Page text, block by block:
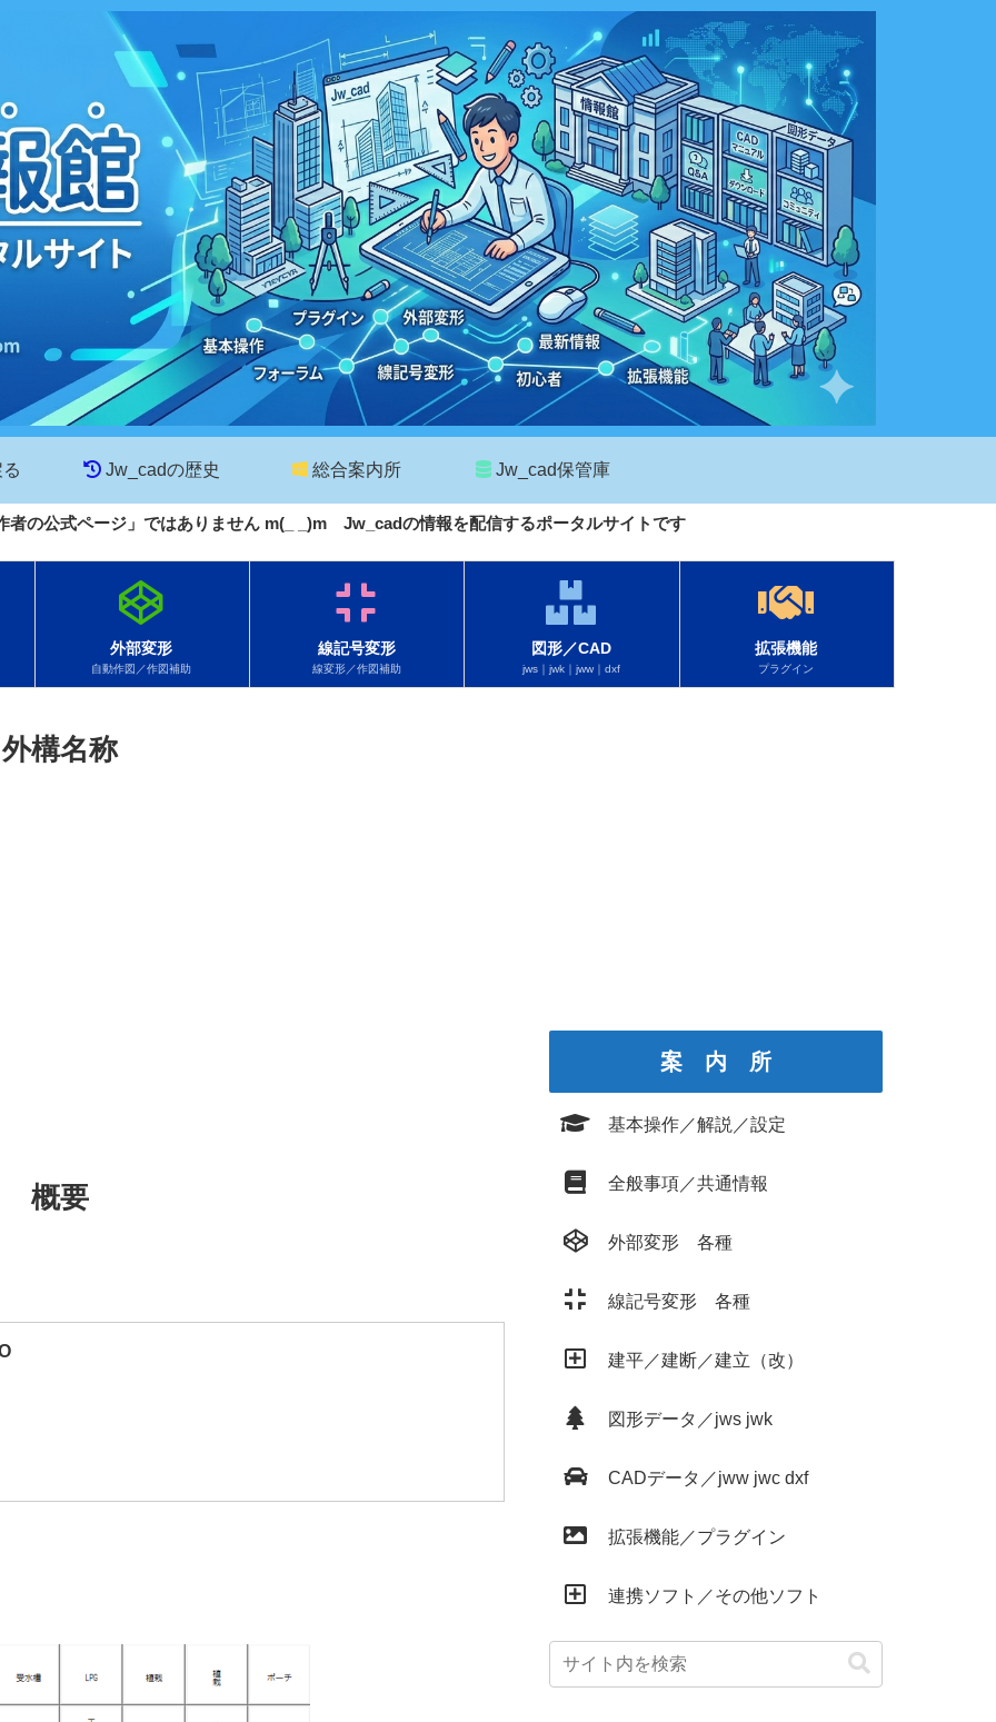
Jw_cadの歴史 総合案内所 Jw_cad保管庫
者の公式ページ」ではありません m(_ _)m Jw_cadの情報を配信するポータルサイトです
外部変形
自動作図／作図補助
線記号変形
線変形／作図補助
図形／CAD
jws｜jwk｜jww｜dxf
拡張機能
プラグイン
外構名称
概要
案 内 所
基本操作／解説／設定
全般事項／共通情報
外部変形 各種
線記号変形 各種
建平／建断／建立（改）
図形データ／jws jwk
CADデータ／jww jwc dxf
拡張機能／プラグイン
連携ソフト／その他ソフト